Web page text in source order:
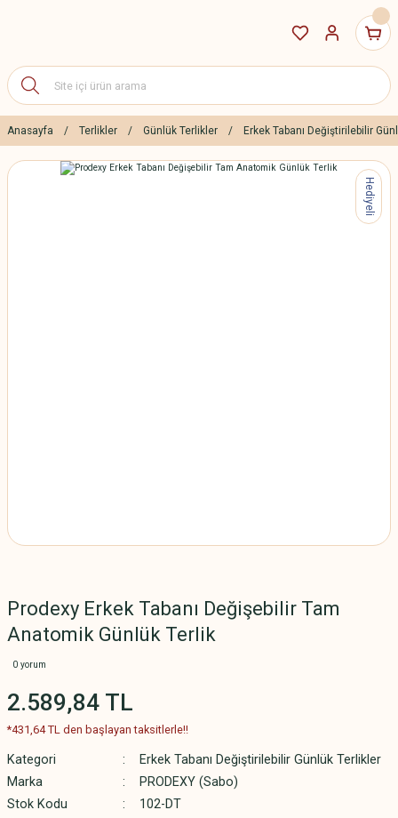
Anasayfa Terlikler Günlük Terlikler Erkek Tabanı Değiştirilebilir
Hediyeli
Prodexy Erkek Tabanı Değişebilir Tam
Anatomik Günlük Terlik
0 yorum
2.589,84 TL
*431,64 TL den başlayan taksitlerle!!
Kategori
Erkek Tabanı Değiştirilebilir Günlük Terlikler
Marka
PRODEXY (Sabo)
Stok Kodu
102-DT